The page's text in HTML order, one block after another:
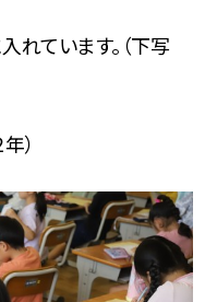
れています。（下写
）